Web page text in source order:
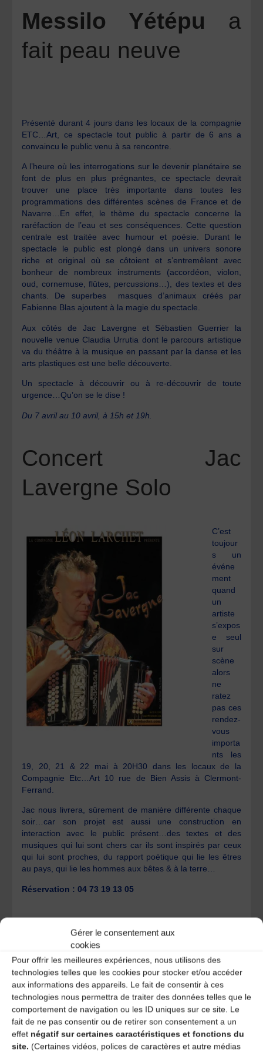
Gérer le consentement aux
cookies
Pour offrir les meilleures expériences, nous utilisons des
technologies telles que les cookies pour stocker et/ou accéder
aux informations des appareils. Le fait de consentir à ces
technologies nous permettra de traiter des données telles que le
comportement de navigation ou les ID uniques sur ce site. Le
fait de ne pas consentir ou de retirer son consentement a un
effet négatif sur certaines caractéristiques et fonctions du
site. (Certaines vidéos, polices de caractères et autre médias
Messilo Yétépu a
fait peau neuve
Présenté durant 4 jours dans les locaux de la compagnie
ETC…Art, ce spectacle tout public à partir de 6 ans a
convaincu le public venu à sa rencontre.
A l’heure où les interrogations sur le devenir planétaire se
font de plus en plus prégnantes, ce spectacle devrait
trouver une place très importante dans toutes les
programmations des différentes scènes de France et de
Navarre…En effet, le thème du spectacle concerne la
raréfaction de l’eau et ses conséquences. Cette question
centrale est traitée avec humour et poésie. Durant le
spectacle le public est plongé dans un univers sonore
riche et original où se côtoient et s’entremêlent avec
bonheur de nombreux instruments (accordéon, violon,
oud, cornemuse, flûtes, percussions…), des textes et des
chants. De superbes masques d’animaux créés par
Fabienne Blas ajoutent à la magie du spectacle.
Aux côtés de Jac Lavergne et Sébastien Guerrier la
nouvelle venue Claudia Urrutia dont le parcours artistique
va du théâtre à la musique en passant par la danse et les
arts plastiques est une belle découverte.
Un spectacle à découvrir ou à re-découvrir de toute
urgence…Qu’on se le dise !
Du 7 avril au 10 avril, à 15h et 19h.
Concert Jac
Lavergne Solo
C’est
toujour
s un
événe
ment
quand
un
artiste
s’expos
e seul
sur
scène
alors
ne
ratez
pas ces
rendez-
vous
importa
nts les
19, 20, 21 & 22 mai à 20H30 dans les locaux de la
Compagnie Etc…Art 10 rue de Bien Assis à Clermont-
Ferrand.
Jac nous livrera, sûrement de manière différente chaque
soir…car son projet est aussi une construction en
interaction avec le public présent…des textes et des
musiques qui lui sont chers car ils sont inspirés par ceux
qui lui sont proches, du rapport poétique qui lie les êtres
au pays, qui lie les hommes aux bêtes & à la terre…
Réservation : 04 73 19 13 05
GOURDON Yann
36- Les Passeurs -Dans un écrin
Laisser un
commentaire
Votre adresse e-mail ne sera pas publiée. Les champs